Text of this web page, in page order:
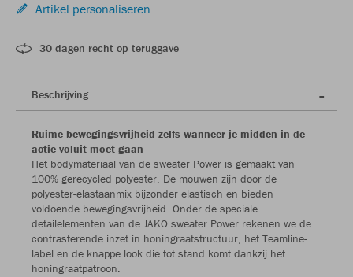
Artikel personaliseren
30 dagen recht op teruggave
Beschrijving
Ruime bewegingsvrijheid zelfs wanneer je midden in de
actie voluit moet gaan
Het bodymateriaal van de sweater Power is gemaakt van
100% gerecycled polyester. De mouwen zijn door de
polyester-elastaanmix bijzonder elastisch en bieden
voldoende bewegingsvrijheid. Onder de speciale
detailelementen van de JAKO sweater Power rekenen we de
contrasterende inzet in honingraatstructuur, het Teamline-
label en de knappe look die tot stand komt dankzij het
honingraatpatroon.